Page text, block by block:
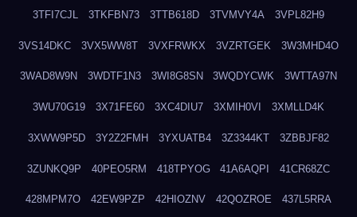
3TFI7CJL 3TKFBN73 3TTB618D 3TVMVY4A 3VPL82H9
3VS14DKC 3VX5WW8T 3VXFRWKX 3VZRTGEK 3W3MHD4O
3WAD8W9N 3WDTF1N3 3WI8G8SN 3WQDYCWK 3WTTA97N
3WU70G19 3X71FE60 3XC4DIU7 3XMIH0VI 3XMLLD4K
3XWW9P5D 3Y2Z2FMH 3YXUATB4 3Z3344KT 3ZBBJF82
3ZUNKQ9P 40PEO5RM 418TPYOG 41A6AQPI 41CR68ZC
428MPM7O 42EW9PZP 42HIOZNV 42QOZROE 437L5RRA